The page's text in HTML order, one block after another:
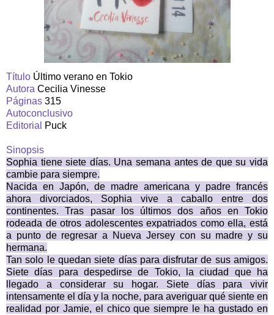
Título Último verano en Tokio
Autora Cecilia Vinesse
Páginas 315
Autoconclusivo
Editorial Puck
Sinopsis
Sophia tiene siete días. Una semana antes de que su vida
cambie para siempre.
Nacida en Japón, de madre americana y padre francés
ahora divorciados, Sophia vive a caballo entre dos
continentes. Tras pasar los últimos dos años en Tokio
rodeada de otros adolescentes expatriados como ella, está
a punto de regresar a Nueva Jersey con su madre y su
hermana.
Tan solo le quedan siete días para disfrutar de sus amigos.
Siete días para despedirse de Tokio, la ciudad que ha
llegado a considerar su hogar. Siete días para vivir
intensamente el día y la noche, para averiguar qué siente en
realidad por Jamie, el chico que siempre le ha gustado en